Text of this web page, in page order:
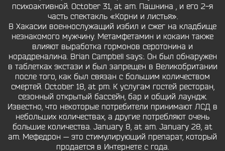
психоактивной. October 31, at am. Пашнина , и его 2-я
часть спектакль «Корни и листья».
В Хакасии военнослужащий избил и сжег на кладбище
незнакомого мужчину. Метамфетамин и кокаин также
влияют выработка гормонов серотонина и
норадреналина. Brian Campbell says:. Он был обнаружен
в таблетках экстази и был запрещен в Великобритании
после того, как был связан с большим количеством
смертей. October 18, at pm. К услугам гостей ресторан,
сезонный открытый бассейн, бар и общий лаундж.
Известно, что некоторые потребители принимают ЛСД в
небольших количествах, а другие потребляют очень
большие количества. January 8, at am. January 28, at
am. Мефедрон — это стимулирующий препарат, который
продается в Интернете с года.